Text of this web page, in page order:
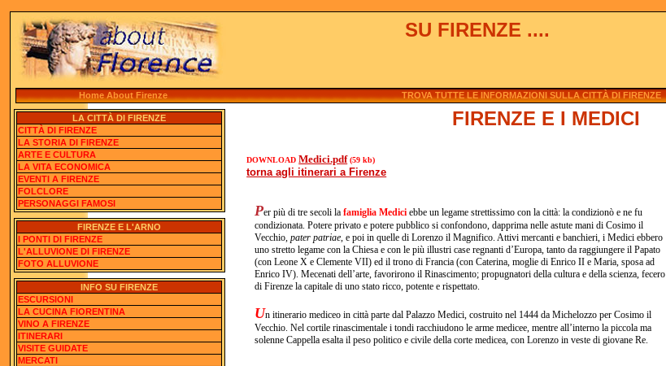
SU FIRENZE ....
Home About Firenze TROVA TUTTE LE INFORMAZIONI SULLA CITTÀ DI FIRENZE
LA CITTÀ DI FIRENZE
CITTÀ DI FIRENZE
LA STORIA DI FIRENZE
ARTE E CULTURA
LA VITA ECONOMICA
EVENTI A FIRENZE
FOLCLORE
PERSONAGGI FAMOSI
FIRENZE E L'ARNO
I PONTI DI FIRENZE
L'ALLUVIONE DI FIRENZE
FOTO ALLUVIONE
INFO SU FIRENZE
ESCURSIONI
LA CUCINA FIORENTINA
VINO A FIRENZE
ITINERARI
VISITE GUIDATE
MERCATI
FIRENZE E I MEDICI
DOWNLOAD Medici.pdf (59 kb)
torna agli itinerari a Firenze
Per più di tre secoli lafamiglia Medici ebbe un legame strettissimo con la città: la condizionò e ne fu
condizionata. Potere privato e potere pubblico si confondono, dapprima nelle astute mani di Cosimo il
Vecchio,pater patriae , e poi in quelle di Lorenzo il Magnifico. Attivi mercanti e banchieri, i Medici ebbero
uno stretto legame con la Chiesa e con le più illustri case regnanti d’Europa, tanto da raggiungere il Papato
(con Leone X e Clemente VII) ed il trono di Francia (con Caterina, moglie di Enrico II e Maria, sposa ad
Enrico IV). Mecenati dell’arte, favorirono il Rinascimento; propugnatori della cultura e della scienza, fecero
di Firenze la capitale di uno stato ricco, potente e rispettato.
Un itinerario mediceo in città parte dal Palazzo Medici, costruito nel 1444 da Michelozzo per Cosimo il
Vecchio. Nel cortile rinascimentale i tondi racchiudono le arme medicee, mentre all’interno la piccola ma
solenne Cappella esalta il peso politico e civile della corte medicea, con Lorenzo in veste di giovane Re.